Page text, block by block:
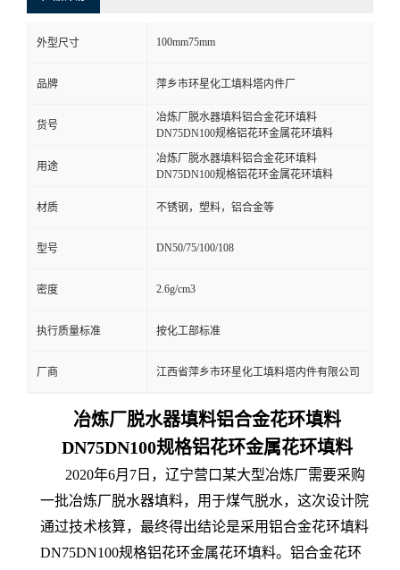
外型尺寸 100mm75mm
品牌 萍乡市环星化工填料塔内件厂
货号
冶炼厂脱水器填料铝合金花环填料
DN75DN100规格铝花环金属花环填料
用途
冶炼厂脱水器填料铝合金花环填料
DN75DN100规格铝花环金属花环填料
材质 不锈钢，塑料，铝合金等
型号 DN50/75/100/108
密度 2.6g/cm3
执行质量标准 按化工部标准
厂商 江西省萍乡市环星化工填料塔内件有限公司
冶炼厂脱水器填料铝合金花环填料
DN75DN100规格铝花环金属花环填料
2020年6月7日，辽宁营口某大型冶炼厂需要采购
一批冶炼厂脱水器填料，用于煤气脱水，这次设计院
通过技术核算，最终得出结论是采用铝合金花环填料
DN75DN100规格铝花环金属花环填料。铝合金花环